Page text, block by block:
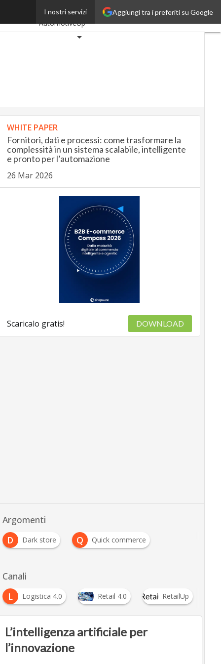
Aggiungi tra i preferiti su Google
I nostri servizi
Ultimi articoli
AutomotiveUp
Proptech
Startup
WHITE PAPER
Fornitori, dati e processi: come trasformare la
complessità in un sistema scalabile, intelligente
e pronto per l’automazione
26 Mar 2026
Scaricalo gratis! DOWNLOAD
Argomenti
D
Dark store Q Quick commerce
Canali
L Logistica 4.0 Retail 4.0 RetailUp
L’intelligenza artificiale per
l’innovazione